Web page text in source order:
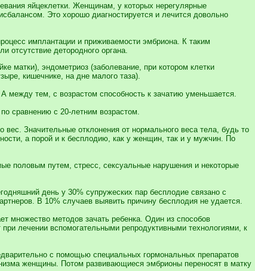
яйцеклетки. Женщинам, у которых нерегулярные
Это хорошо диагностируется и лечится довольно
имплантации и приживаемости эмбриона. К таким
детородного органа.
матки), эндометриоз (заболевание, при котором клетки
кишечнике, на дне малого таза).
между тем, с возрастом способность к зачатию уменьшается.
сравнению с 20-летним возрастом.
Значительные отклонения от нормального веса тела, будь то
а порой и к бесплодию, как у женщин, так и у мужчин. По
половым путем, стресс, сексуальные нарушения и некоторые
день у 30% супружеских пар бесплодие связано с
В 10% случаев выявить причину бесплодия не удается.
множество методов зачать ребенка. Один из способов
лечении вспомогательными репродуктивными технологиями, к
с помощью специальных гормональных препаратов
женщины. Потом развивающиеся эмбрионы переносят в матку